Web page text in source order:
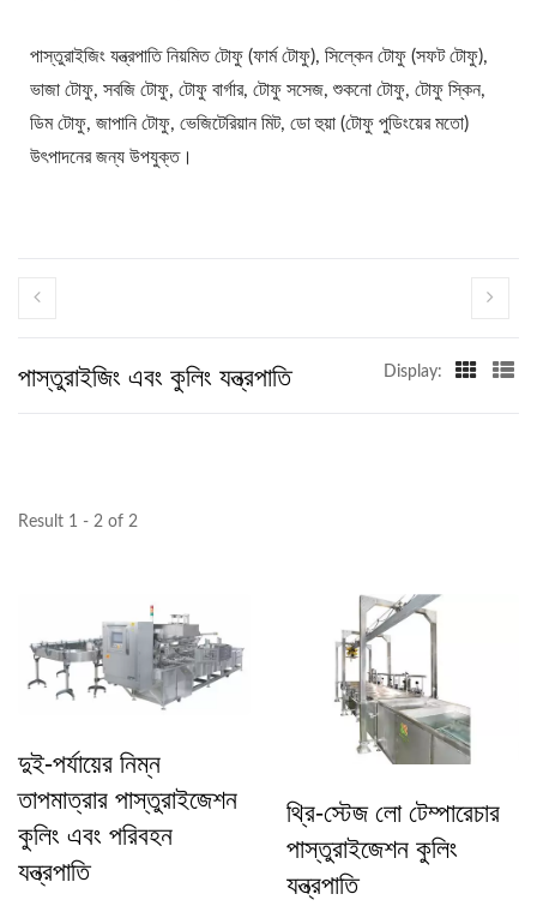
পাস্তুরাইজিং যন্ত্রপাতি নিয়মিত টোফু (ফার্ম টোফু), সিল্কেন টোফু (সফট টোফু),
ভাজা টোফু, সবজি টোফু, টোফু বার্গার, টোফু সসেজ, শুকনো টোফু, টোফু স্কিন,
ডিম টোফু, জাপানি টোফু, ভেজিটেরিয়ান মিট, ডো হুয়া (টোফু পুডিংয়ের মতো)
উৎপাদনের জন্য উপযুক্ত।
পাস্তুরাইজিং এবং কুলিং যন্ত্রপাতি Display:
Result 1 - 2 of 2
দুই-পর্যায়ের নিম্ন
তাপমাত্রার পাস্তুরাইজেশন
কুলিং এবং পরিবহন
যন্ত্রপাতি
থ্রি-স্টেজ লো টেম্পারেচার
পাস্তুরাইজেশন কুলিং
যন্ত্রপাতি